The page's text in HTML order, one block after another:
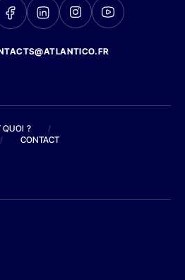
QUOI ?
/
/ CONTACT